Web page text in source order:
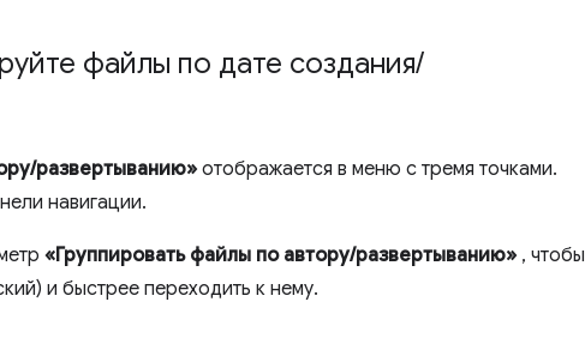
файлы по дате создания/
развертыванию»отображается в меню с тремя точками.
навигации.
«Группировать файлы по автору/развертыванию» , чтобы
и быстрее переходить к нему.